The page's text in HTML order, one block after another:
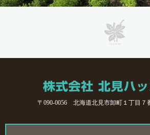
〒090-0056 北海道北見市卸町１丁目７